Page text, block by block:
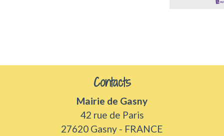
Contacts
Mairie de Gasny
42 rue de Paris
27620 Gasny - FRANCE